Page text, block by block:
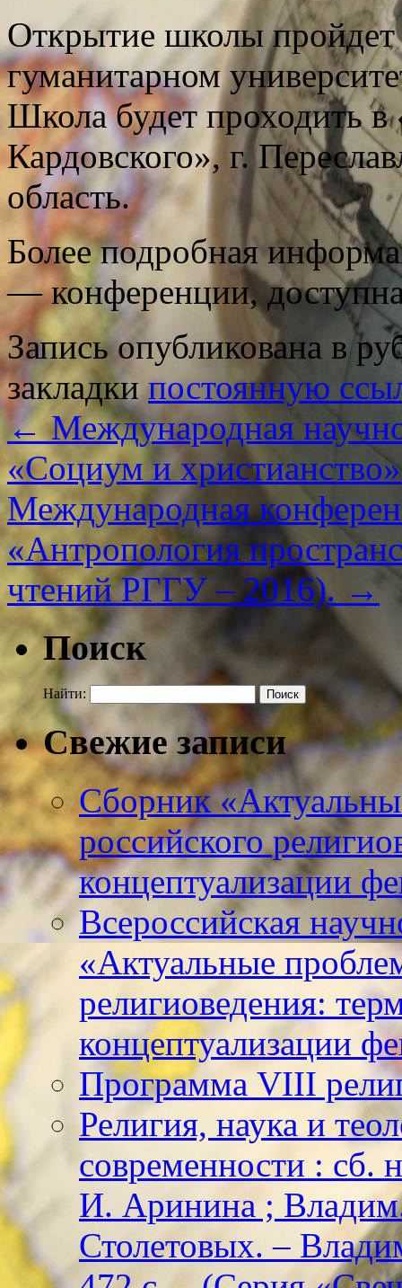
Открытие школы пройдет
гуманитарном
Школа будет проходить в
Кардовского», г.
область.
Более подробная
— конференции,
Запись опубликована в
закладкипостоянную
←Международная
«Социум и
Международная
«Антропология
чтений РГГУ – 2016). →
Поиск
Найти:
Свежие записи
Сборник
российского
концептуализации
Всероссийская
«Актуальные
религиоведения:
концептуализации
Программа VIII
Религия, наука и
современности : сб.
И. Аринина ;
Столетовых. –